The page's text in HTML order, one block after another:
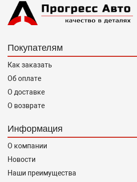
Покупателям
Как заказать
Об оплате
О доставке
О возврате
Информация
О компании
Новости
Наши преимущества